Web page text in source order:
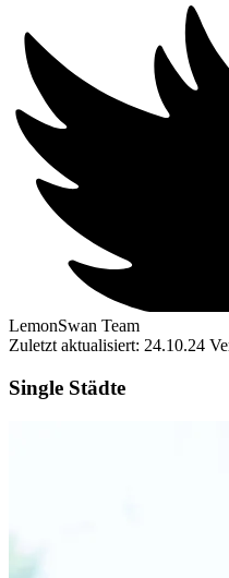
LemonSwan Team
Zuletzt aktualisiert: 24.10.24
Single Städte